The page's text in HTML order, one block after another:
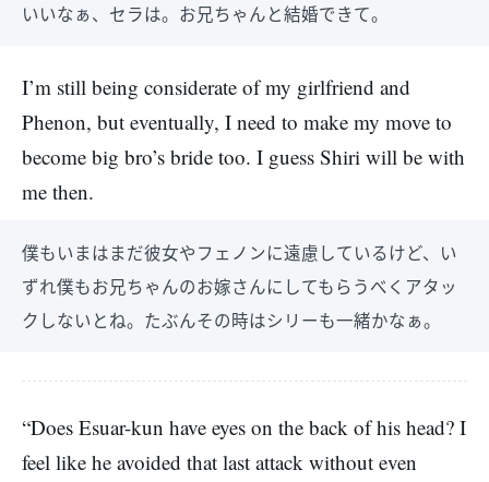
いいなぁ、セラは。お兄ちゃんと結婚できて。
I’m still being considerate of my girlfriend and
Phenon, but eventually, I need to make my move to
become big bro’s bride too. I guess Shiri will be with
me then.
僕もいまはまだ彼女やフェノンに遠慮しているけど、い
ずれ僕もお兄ちゃんのお嫁さんにしてもらうべくアタッ
クしないとね。たぶんその時はシリーも一緒かなぁ。
“Does Esuar-kun have eyes on the back of his head? I
feel like he avoided that last attack without even